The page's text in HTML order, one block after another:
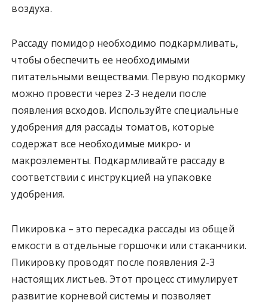
воздуха.
Рассаду помидор необходимо подкармливать,
чтобы обеспечить ее необходимыми
питательными веществами. Первую подкормку
можно провести через 2-3 недели после
появления всходов. Используйте специальные
удобрения для рассады томатов, которые
содержат все необходимые микро- и
макроэлементы. Подкармливайте рассаду в
соответствии с инструкцией на упаковке
удобрения.
Пикировка – это пересадка рассады из общей
емкости в отдельные горшочки или стаканчики.
Пикировку проводят после появления 2-3
настоящих листьев. Этот процесс стимулирует
развитие корневой системы и позволяет